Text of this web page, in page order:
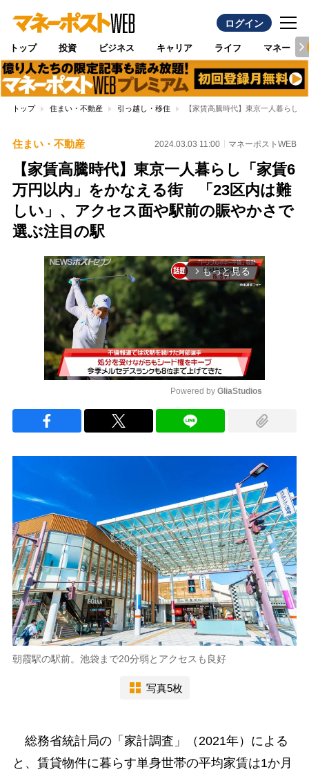
ログイン
トップ 投資 ビジネス キャリア ライフ マネー
トップ 住まい・不動産 引っ越し・移住 【家賃高騰時代】東京一人暮らし
住まい・不動産 2024.03.03 11:00 マネーポストWEB
【家賃高騰時代】東京一人暮らし「家賃6
万円以内」をかなえる街 「23区内は難
しい」、アクセス面や駅前の賑やかさで
選ぶ注目の駅
arrow_forward_ios もっと見る
Powered by GliaStudios
朝霞駅の駅前。池袋まで20分弱とアクセスも良好
写真5枚
総務省統計局の「家計調査」（2021年）による
と、賃貸物件に暮らす単身世帯の平均家賃は1か月